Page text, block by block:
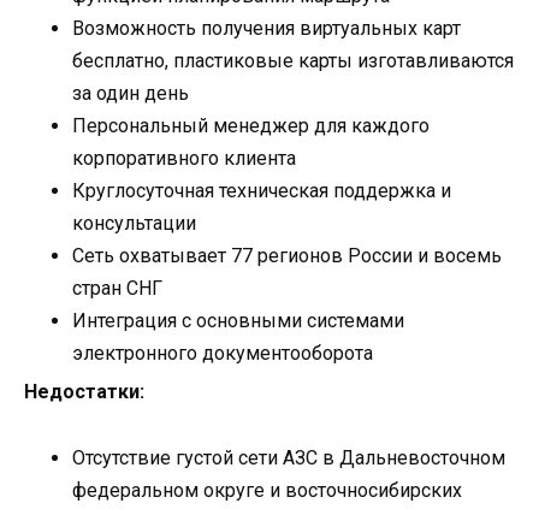
Возможность получения виртуальных карт
бесплатно, пластиковые карты изготавливаются
за один день
Персональный менеджер для каждого
корпоративного клиента
Круглосуточная техническая поддержка и
консультации
Сеть охватывает 77 регионов России и восемь
стран СНГ
Интеграция с основными системами
электронного документооборота
Недостатки:
Отсутствие густой сети АЗС в Дальневосточном
федеральном округе и восточносибирских